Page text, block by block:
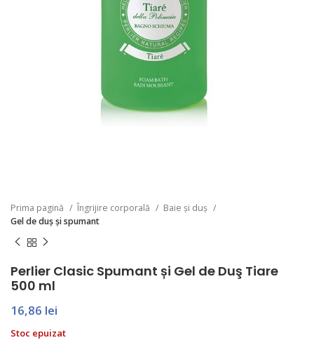
Prima pagină Îngrijire corporală
Baie și duș
Gel de duș și spumant
Perlier Clasic Spumant și Gel de Duş Tiare
500 ml
16,86 lei
Stoc epuizat